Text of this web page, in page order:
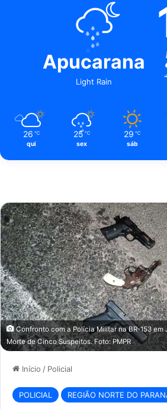
Confronto com a Polícia Militar na BR-153 em
Morte de Cinco Suspeitos. Foto: PMPR
Início / Policial
POLICIAL REGIÃO NORTE DO
Apucarana
Light Rain
26 ℃
qui
25 ℃
sex
29 ℃
sáb